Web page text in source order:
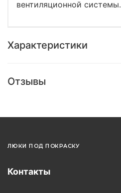
вентиляционной системы.
Характеристики
Отзывы
ЛЮКИ ПОД ПОКРАСКУ
Контакты